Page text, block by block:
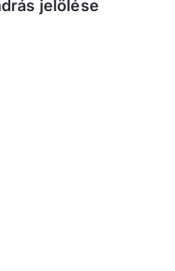
jelölése